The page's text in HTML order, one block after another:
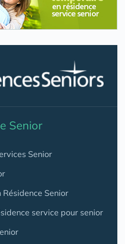
Senior
Senior
Senior
service pour senior